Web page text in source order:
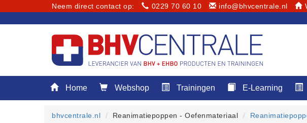
Neem direct contact op: 0229 70 60 10 info@bhvcentrale.nl
Home
Home Webshop Trainingen E-Learning
bhvcentrale.nl Reanimatiepoppen - Oefenmateriaal